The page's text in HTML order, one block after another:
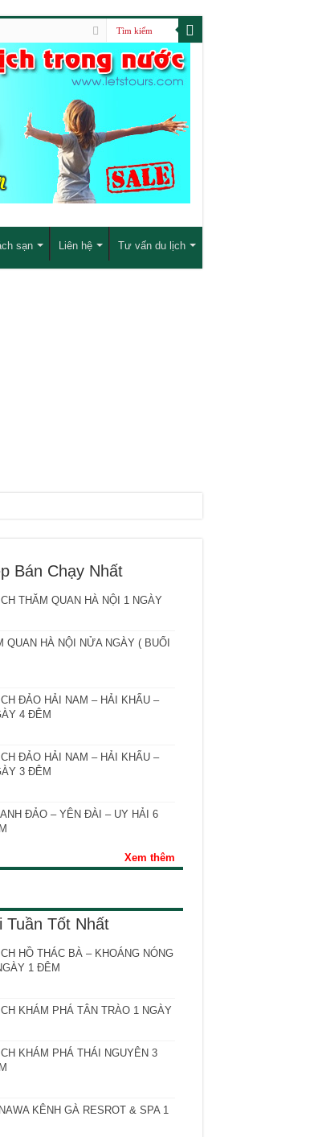
sạn Liên hệ Tư vấn du lịch
Bán Chạy Nhất
THĂM QUAN HÀ NỘI 1 NGÀY
QUAN HÀ NỘI NỬA NGÀY ( BUỔI
ĐẢO HẢI NAM – HẢI KHẨU –
4 ĐÊM
ĐẢO HẢI NAM – HẢI KHẨU –
3 ĐÊM
ĐẢO – YÊN ĐÀI – UY HẢI 6
Xem thêm
Tuần Tốt Nhất
HỒ THÁC BÀ – KHOÁNG NÓNG
1 ĐÊM
KHÁM PHÁ TÂN TRÀO 1 NGÀY
KHÁM PHÁ THÁI NGUYÊN 3
KÊNH GÀ RESROT & SPA 1